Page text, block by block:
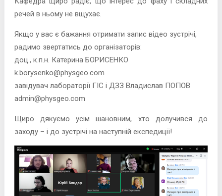
речей в ньому не вщухає.
Якщо у вас є бажання отримати запис відео зустрічі,
радимо звертатись до організаторів:
доц., к.п.н. Катерина БОРИСЕНКО
k.borysenko@physgeo.com
завідувач лабораторії ГІС і ДЗЗ Владислав ПОПОВ
admin@physgeo.com
Щиро дякуємо усім шановним, хто долучився до
заходу – і до зустрічі на наступній експедиції!